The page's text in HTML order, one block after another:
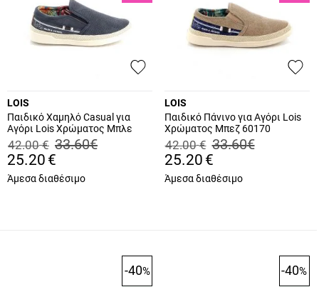
LOIS
Παιδικό Χαμηλό Casual για
Αγόρι Lois Χρώματος Μπλε
60171
42.00 € 33.60€
25.20 €
Άμεσα διαθέσιμο
LOIS
Παιδικό Πάνινο για Αγόρι Lois
Χρώματος Μπεζ 60170
42.00 € 33.60€
25.20 €
Άμεσα διαθέσιμο
-40% -40%